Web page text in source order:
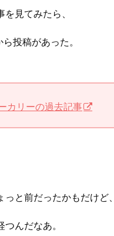
見てみたら、
投稿があった。
カリーの過去記事
っと前だったかもだけど、
つんだなあ。